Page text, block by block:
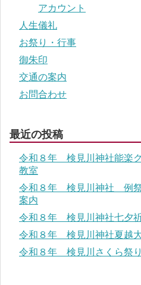
アカウント
人生儀礼
お祭り・行事
御朱印
交通の案内
お問合わせ
最近の投稿
令和８年 検見川神社能楽
教室
令和８年 検見川神社 例祭
案内
令和８年 検見川神社七夕
令和８年 検見川神社夏越
令和８年 検見川さくら祭